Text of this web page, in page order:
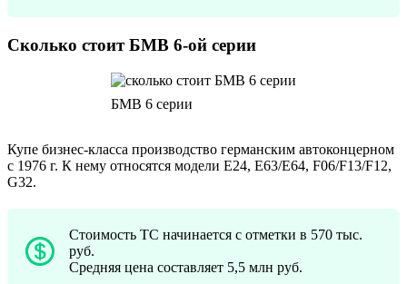
Сколько стоит БМВ 6-ой серии
БМВ 6 серии
Купе бизнес-класса производство германским автоконцерном
с 1976 г. К нему относятся модели E24, E63/E64, F06/F13/F12,
G32.
Стоимость ТС начинается с отметки в 570 тыс.
руб.
Средняя цена составляет 5,5 млн руб.